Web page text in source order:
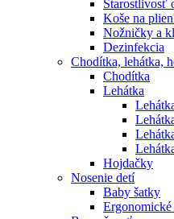
Starostlivosť
Koše na
Nožničky a
Dezinfekcia
Chodítka, lehátka,
Chodítka
Lehátka
Hojdačky
Nosenie detí
Baby šatky
Ergonomické